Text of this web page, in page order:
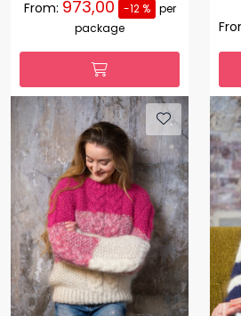
From: 973,00 -12 %
per
package